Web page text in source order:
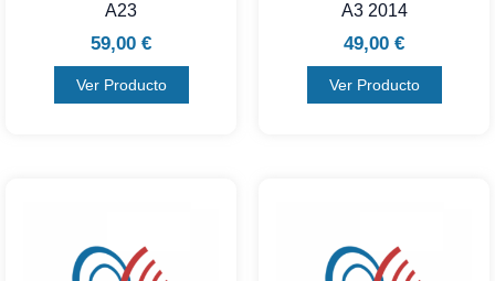
A23
59,00 €
Ver Producto
A3 2014
49,00 €
Ver Producto